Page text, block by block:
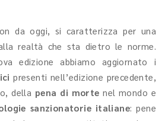
da oggi, si caratterizza per una
realtà che sta dietro le norme.
edizione abbiamo aggiornato i
presenti nell’edizione precedente,
della pena di morte nel mondo e
sanzionatorie italiane: pene